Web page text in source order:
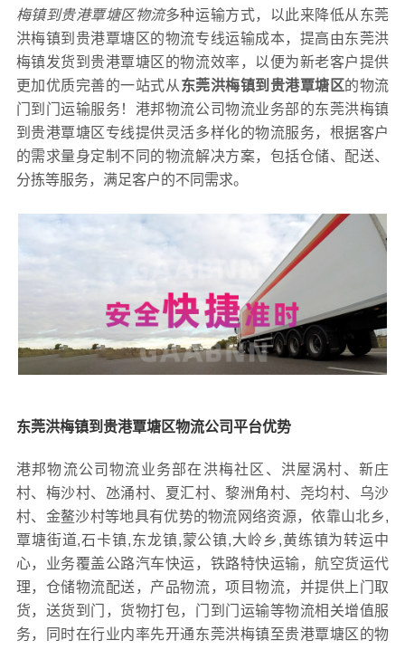
梅镇到贵港覃塘区物流多种运输方式，以此来降低从东莞
洪梅镇到贵港覃塘区的物流专线运输成本，提高由东莞洪
梅镇发货到贵港覃塘区的物流效率，以便为新老客户提供
更加优质完善的一站式从 东莞洪梅镇到贵港覃塘区的物流
门到门运输服务！港邦物流公司物流业务部的东莞洪梅镇
到贵港覃塘区专线提供灵活多样化的物流服务，根据客户
的需求量身定制不同的物流解决方案，包括仓储、配送、
分拣等服务，满足客户的不同需求。
东莞洪梅镇到贵港覃塘区物流公司平台优势
港邦物流公司物流业务部在洪梅社区、洪屋涡村、新庄
村、梅沙村、氹涌村、夏汇村、黎洲角村、尧均村、乌沙
村、金鳌沙村等地具有优势的物流网络资源，依靠山北乡,
覃塘街道,石卡镇,东龙镇,蒙公镇,大岭乡,黄练镇为转运中
心，业务覆盖公路汽车快运，铁路特快运输，航空货运代
理，仓储物流配送，产品物流，项目物流，并提供上门取
货，送货到门，货物打包，门到门运输等物流相关增值服
务，同时在行业内率先开通东莞洪梅镇至贵港覃塘区的物